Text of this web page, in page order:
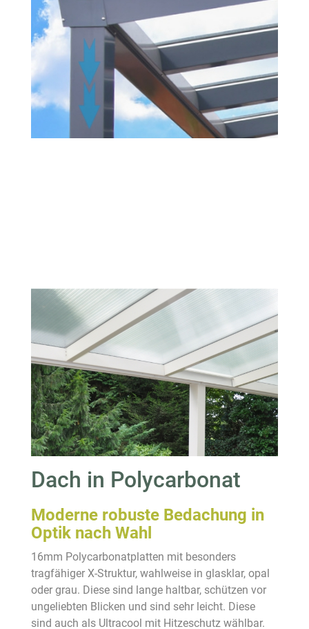
Dach in Polycarbonat
Moderne robuste Bedachung in
Optik nach Wahl
16mm Polycarbonatplatten mit besonders
tragfähiger X-Struktur, wahlweise in glasklar, opal
oder grau. Diese sind lange haltbar, schützen vor
ungeliebten Blicken und sind sehr leicht. Diese
sind auch als Ultracool mit Hitzeschutz wählbar.